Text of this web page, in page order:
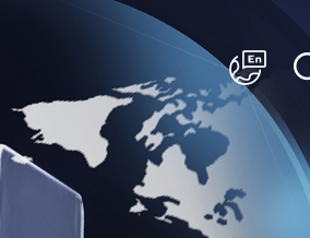
简体中文